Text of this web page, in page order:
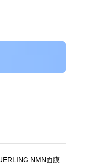
NMN面膜